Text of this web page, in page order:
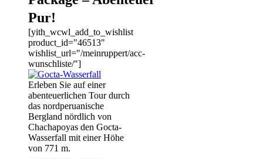
Pur!
[yith_wcwl_add_to_wishlist
product_id="46513"
wishlist_url="/meinruppert/acc-
wunschliste/"]
Erleben Sie auf einer
abenteuerlichen Tour durch
das nordperuanische
Bergland nördlich von
Chachapoyas den Gocta-
Wasserfall mit einer Höhe
von 771 m.